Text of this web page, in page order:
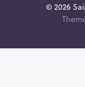
© 2026